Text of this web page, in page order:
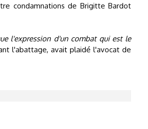
condamnations de Brigitte Bardot
l'expression d'un combat qui est le
l'abattage, avait plaidé l'avocat de